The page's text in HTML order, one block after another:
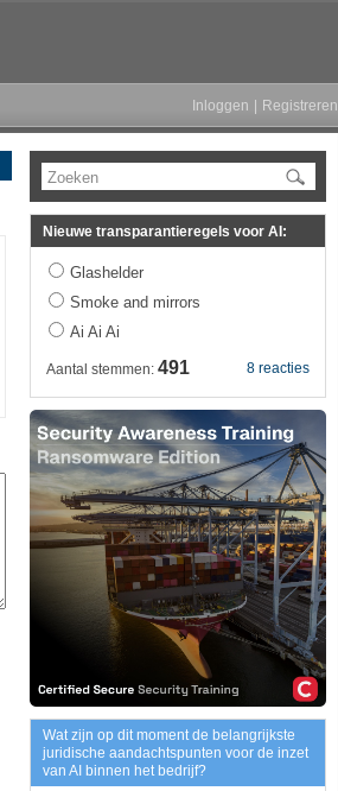
Inloggen Registreren
Zoeken
Nieuwe transparantieregels voor AI:
Glashelder
Smoke and mirrors
Ai Ai Ai
8 reacties
Aantal stemmen: 491
Wat zijn op dit moment de belangrijkste
juridische aandachtspunten voor de inzet
van AI binnen het bedrijf?